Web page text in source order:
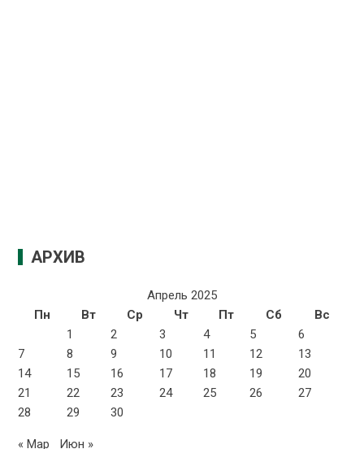
АРХИВ
Апрель 2025
Пн
Вт Ср Чт Пт Сб
Вс
1
2 3 4 5
6
7
8 9 10 11 12
13
14
15 16 17 18 19
20
21
22 23 24 25 26
27
28
29 30
« Мар Июн »